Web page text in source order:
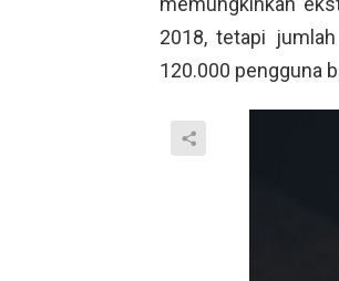
2018, tetapi
120.000 pengguna